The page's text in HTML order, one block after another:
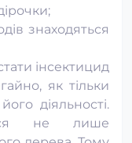
знаходяться
інсектицид
як тільки
діяльності.
не лише